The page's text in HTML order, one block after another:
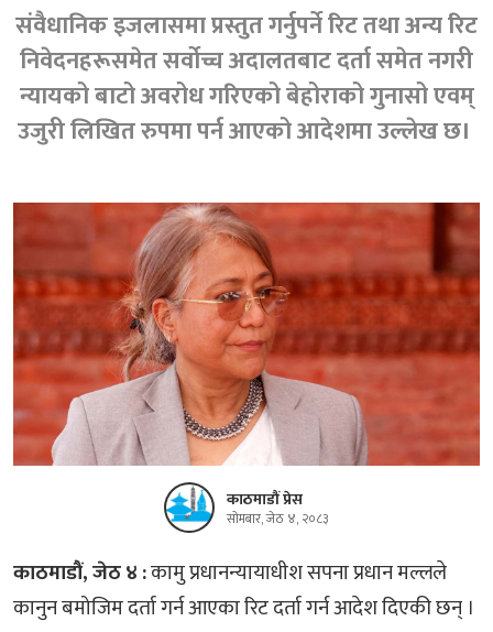
संवैधानिक इजलासमा प्रस्तुत गर्नुपर्ने रिट तथा अन्य रिट
निवेदनहरूसमेत सर्वोच्च अदालतबाट दर्ता समेत नगरी
न्यायको बाटो अवरोध गरिएको बेहोराको गुनासो एवम्
उजुरी लिखित रुपमा पर्न आएको आदेशमा उल्लेख छ।
काठमाडौं प्रेस
सोमबार, जेठ ४, २०८३
काठमाडौं, जेठ ४ :कामु प्रधानन्यायाधीश सपना प्रधान मल्लले
कानुन बमोजिम दर्ता गर्न आएका रिट दर्ता गर्न आदेश दिएकी छन् ।